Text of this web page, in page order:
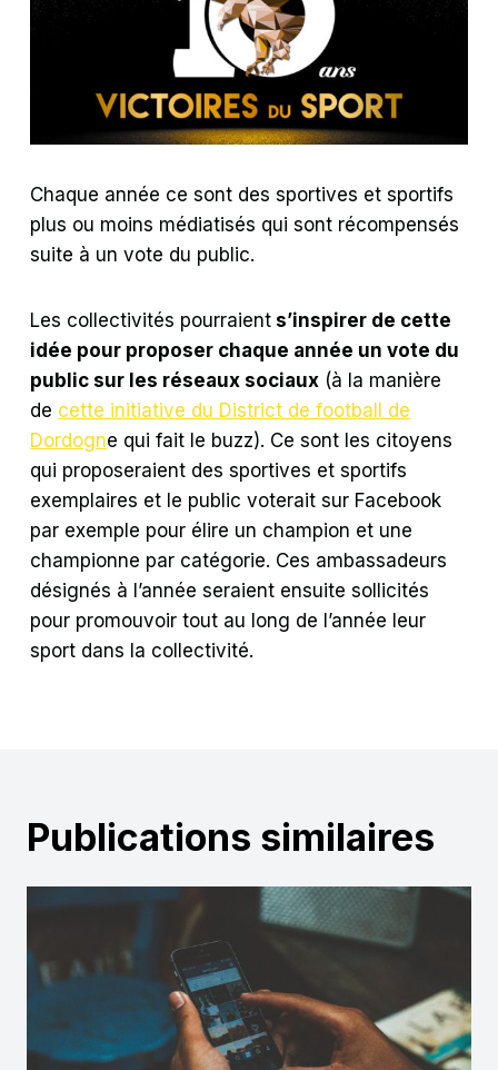
Chaque année ce sont des sportives et sportifs
plus ou moins médiatisés qui sont récompensés
suite à un vote du public.
Les collectivités pourraient s’inspirer de cette
idée pour proposer chaque année un vote du
public sur les réseaux sociaux (à la manière
de cette initiative du District de football de
Dordogne qui fait le buzz). Ce sont les citoyens
qui proposeraient des sportives et sportifs
exemplaires et le public voterait sur Facebook
par exemple pour élire un champion et une
championne par catégorie. Ces ambassadeurs
désignés à l’année seraient ensuite sollicités
pour promouvoir tout au long de l’année leur
sport dans la collectivité.
Publications similaires